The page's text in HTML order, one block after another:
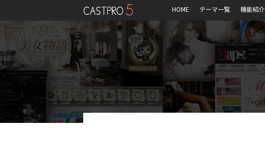
HOME テーマ一覧 機能紹介